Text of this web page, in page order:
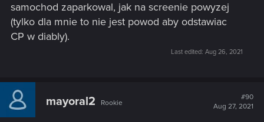
samochod zaparkowal, jak na screenie powyzej
(tylko dla mnie to nie jest powod aby odstawiac
CP w diably).
Last edited: Aug 26, 2021
mayoral2 Rookie
#90
Aug 27, 2021